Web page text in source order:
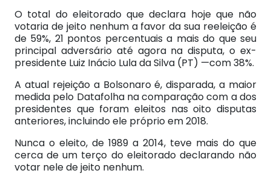
O total do eleitorado que declara hoje que não
votaria de jeito nenhum a favor da sua reeleição é
de 59%, 21 pontos percentuais a mais do que seu
principal adversário até agora na disputa, o ex-
presidente Luiz Inácio Lula da Silva (PT) —com 38%.
A atual rejeição a Bolsonaro é, disparada, a maior
medida pelo Datafolha na comparação com a dos
presidentes que foram eleitos nas oito disputas
anteriores, incluindo ele próprio em 2018.
Nunca o eleito, de 1989 a 2014, teve mais do que
cerca de um terço do eleitorado declarando não
votar nele de jeito nenhum.